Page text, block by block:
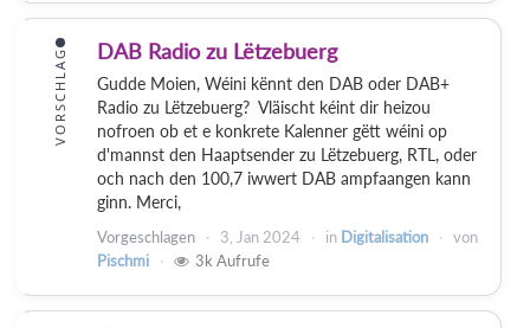
VORSCHLAG DAB Radio zu Lëtzebuerg
Gudde Moien, Wéini kënnt den DAB oder DAB+
Radio zu Lëtzebuerg? Vläischt kéint dir heizou
nofroen ob et e konkrete Kalenner gëtt wéini op
d'mannst den Haaptsender zu Lëtzebuerg, RTL, oder
och nach den 100,7 iwwert DAB ampfaangen kann
ginn. Merci,
Vorgeschlagen 3, Jan 2024 in Digitalisation
von
Pischmi
3k Aufrufe